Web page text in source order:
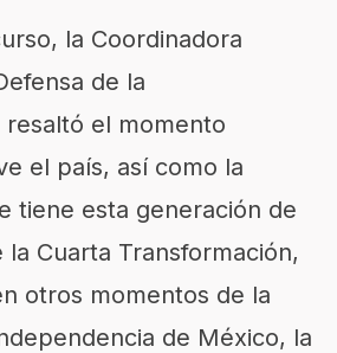
la Coordinadora
de la
resaltó el momento
el país, así como la
tiene esta generación de
Cuarta Transformación,
otros momentos de la
de México, la